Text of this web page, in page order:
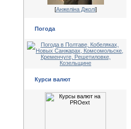
[Анжеліна Джолі]
Погода
Курси валют